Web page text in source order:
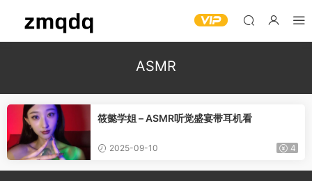
ASMR
筱懿学姐 – ASMR听觉盛宴带耳机看
2025-09-10 4